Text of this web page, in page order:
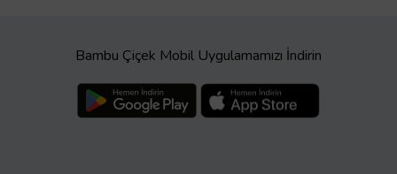
Bambu Çiçek Mobil Uygulamamızı İndirin